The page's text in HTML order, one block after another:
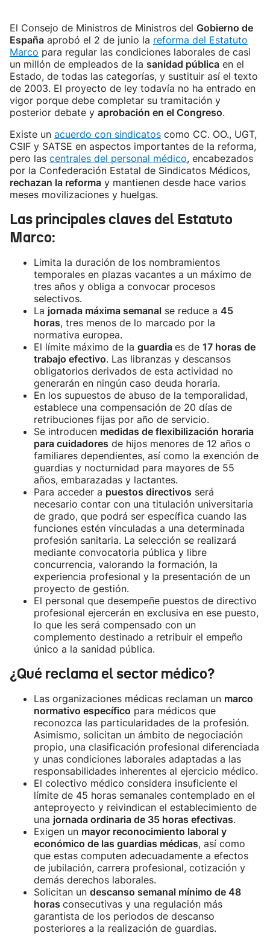
El Consejo de Ministros de Ministros del Gobierno de
España aprobó el 2 de junio la reforma del Estatuto
Marco para regular las condiciones laborales de casi
un millón de empleados de la sanidad pública en el
Estado, de todas las categorías, y sustituir así el texto
de 2003. El proyecto de ley todavía no ha entrado en
vigor porque debe completar su tramitación y
posterior debate y aprobación en el Congreso.
Existe un acuerdo con sindicatos como CC. OO., UGT,
CSIF y SATSE en aspectos importantes de la reforma,
pero las centrales del personal médico, encabezados
por la Confederación Estatal de Sindicatos Médicos,
rechazan la reforma y mantienen desde hace varios
meses movilizaciones y huelgas.
Las principales claves del Estatuto
Marco:
Limita la duración de los nombramientos
temporales en plazas vacantes a un máximo de
tres años y obliga a convocar procesos
selectivos.
La jornada máxima semanal se reduce a 45
horas, tres menos de lo marcado por la
normativa europea.
El límite máximo de la guardia es de 17 horas de
trabajo efectivo. Las libranzas y descansos
obligatorios derivados de esta actividad no
generarán en ningún caso deuda horaria.
En los supuestos de abuso de la temporalidad,
establece una compensación de 20 días de
retribuciones fijas por año de servicio.
Se introducen medidas de flexibilización horaria
para cuidadores de hijos menores de 12 años o
familiares dependientes, así como la exención de
guardias y nocturnidad para mayores de 55
años, embarazadas y lactantes.
Para acceder a puestos directivos será
necesario contar con una titulación universitaria
de grado, que podrá ser específica cuando las
funciones estén vinculadas a una determinada
profesión sanitaria. La selección se realizará
mediante convocatoria pública y libre
concurrencia, valorando la formación, la
experiencia profesional y la presentación de un
proyecto de gestión.
El personal que desempeñe puestos de directivo
profesional ejercerán en exclusiva en ese puesto,
lo que les será compensado con un
complemento destinado a retribuir el empeño
único a la sanidad pública.
¿Qué reclama el sector médico?
Las organizaciones médicas reclaman un marco
normativo específico para médicos que
reconozca las particularidades de la profesión.
Asimismo, solicitan un ámbito de negociación
propio, una clasificación profesional diferenciada
y unas condiciones laborales adaptadas a las
responsabilidades inherentes al ejercicio médico.
El colectivo médico considera insuficiente el
límite de 45 horas semanales contemplado en el
anteproyecto y reivindican el establecimiento de
una jornada ordinaria de 35 horas efectivas.
Exigen un mayor reconocimiento laboral y
económico de las guardias médicas, así como
que estas computen adecuadamente a efectos
de jubilación, carrera profesional, cotización y
demás derechos laborales.
Solicitan un descanso semanal mínimo de 48
horas consecutivas y una regulación más
garantista de los periodos de descanso
posteriores a la realización de guardias.